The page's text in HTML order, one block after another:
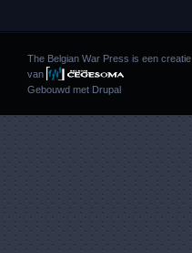
The Belgian War Press is een creatie
van
Gebouwd met Drupal